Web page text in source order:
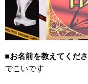
■お名前を教えてくださ
でこいです